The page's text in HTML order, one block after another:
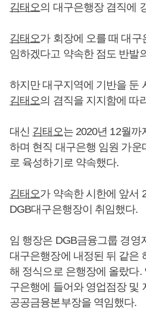
김태오의 대구은행장 겸직에
김태오가 회장에 오를 때 대구
임하겠다고 약속한 점도 반발
하지만 대구지역에 기반을 둔
김태오의 겸직을 지지함에 따
대신 김태오는 2020년 12월까
하며 현직 대구은행 임원 가운
로 육성하기로 약속했다.
김태오가 약속한 시한에 앞서
DGB대구은행장이 취임했다.
임 행장은 DGB금융그룹 경영
대구은행장에 내정된 뒤 같은
해 정식으로 은행장에 올랐다.
구은행에 들어와 영업점장 및
공공금융본부장을 역임했다.